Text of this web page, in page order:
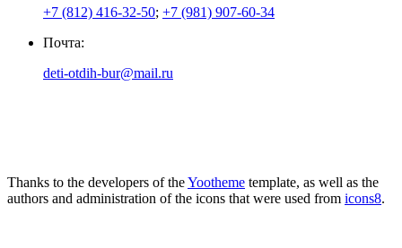
+7 (812) 416-32-50; +7 (981) 907-60-34
Почта:
deti-otdih-bur@mail.ru
Thanks to the developers of theYootheme template, as well as the
authors and administration of the icons that were used from icons8.